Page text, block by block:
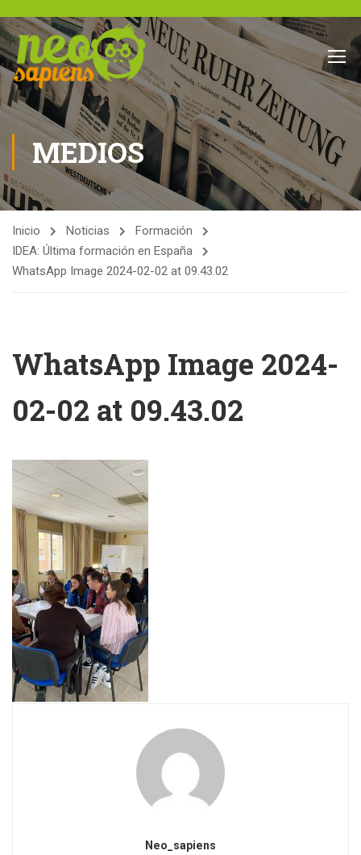
MEDIOS
Inicio Noticias
Formación
IDEA: Última formación en España
WhatsApp Image 2024-02-02 at 09.43.02
WhatsApp Image 2024-
02-02 at 09.43.02
Neo_sapiens